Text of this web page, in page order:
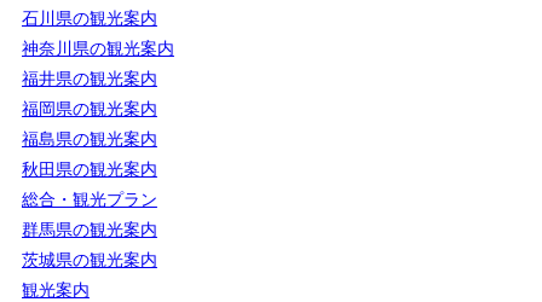
石川県の観光案内
神奈川県の観光案内
福井県の観光案内
福岡県の観光案内
福島県の観光案内
秋田県の観光案内
総合・観光プラン
群馬県の観光案内
茨城県の観光案内
観光案内